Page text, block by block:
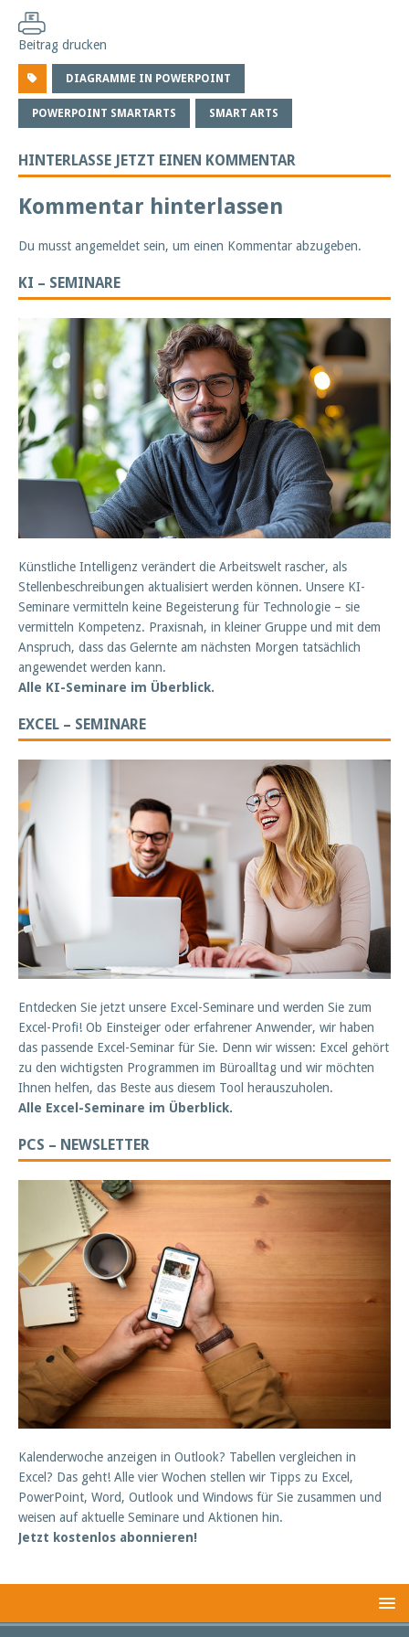
Beitrag drucken
DIAGRAMME IN POWERPOINT
POWERPOINT SMARTARTS SMART ARTS
HINTERLASSE JETZT EINEN KOMMENTAR
Kommentar hinterlassen
Du musst angemeldet sein, um einen Kommentar abzugeben.
KI – SEMINARE
Künstliche Intelligenz verändert die Arbeitswelt rascher, als
Stellenbeschreibungen aktualisiert werden können. Unsere KI-
Seminare vermitteln keine Begeisterung für Technologie – sie
vermitteln Kompetenz. Praxisnah, in kleiner Gruppe und mit dem
Anspruch, dass das Gelernte am nächsten Morgen tatsächlich
angewendet werden kann.
Alle KI-Seminare im Überblick.
EXCEL – SEMINARE
Entdecken Sie jetzt unsere Excel-Seminare und werden Sie zum
Excel-Profi! Ob Einsteiger oder erfahrener Anwender, wir haben
das passende Excel-Seminar für Sie. Denn wir wissen: Excel gehört
zu den wichtigsten Programmen im Büroalltag und wir möchten
Ihnen helfen, das Beste aus diesem Tool herauszuholen.
Alle Excel-Seminare im Überblick.
PCS – NEWSLETTER
Kalenderwoche anzeigen in Outlook? Tabellen vergleichen in
Excel? Das geht! Alle vier Wochen stellen wir Tipps zu Excel,
PowerPoint, Word, Outlook und Windows für Sie zusammen und
weisen auf aktuelle Seminare und Aktionen hin.
Jetzt kostenlos abonnieren!